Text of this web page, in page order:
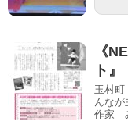
《
ト
玉村町
んな
作家